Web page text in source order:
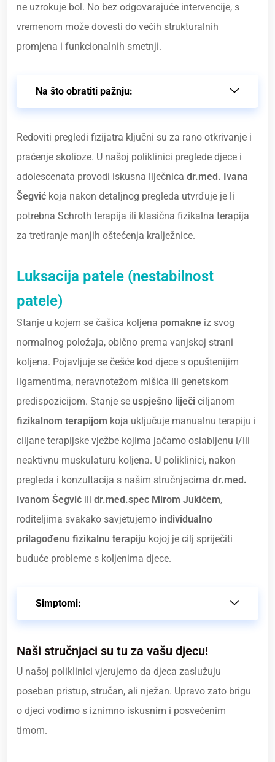
ne uzrokuje bol. No bez odgovarajuće intervencije, s
vremenom može dovesti do većih strukturalnih
promjena i funkcionalnih smetnji.
Na što obratiti pažnju:
Redoviti pregledi fizijatra ključni su za rano otkrivanje i
praćenje skolioze. U našoj poliklinici preglede djece i
adolescenata provodi iskusna liječnica dr.med. Ivana
Šegvić koja nakon detaljnog pregleda utvrđuje je li
potrebna Schroth terapija ili klasična fizikalna terapija
za tretiranje manjih oštećenja kralježnice.
Luksacija patele (nestabilnost
patele)
Stanje u kojem se čašica koljena pomakne iz svog
normalnog položaja, obično prema vanjskoj strani
koljena. Pojavljuje se češće kod djece s opuštenijim
ligamentima, neravnotežom mišića ili genetskom
predispozicijom. Stanje se uspješno liječi ciljanom
fizikalnom terapijom koja uključuje manualnu terapiju i
ciljane terapijske vježbe kojima jačamo oslabljenu i/ili
neaktivnu muskulaturu koljena. U poliklinici, nakon
pregleda i konzultacija s našim stručnjacima dr.med.
Ivanom Šegvić ili dr.med.spec Mirom Jukićem,
roditeljima svakako savjetujemo individualno
prilagođenu fizikalnu terapiju kojoj je cilj spriječiti
buduće probleme s koljenima djece.
Simptomi:
Naši stručnjaci su tu za vašu djecu!
U našoj poliklinici vjerujemo da djeca zaslužuju
poseban pristup, stručan, ali nježan. Upravo zato brigu
o djeci vodimo s iznimno iskusnim i posvećenim
timom.